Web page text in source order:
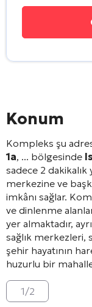
Konum
Kompleks şu
1a, ... bölgesinde
sadece 2
merkezine ve
imkânı sağlar.
ve dinlenme
yer almaktadır,
sağlık merkezleri,
şehir hayatının
huzurlu bir
1/2